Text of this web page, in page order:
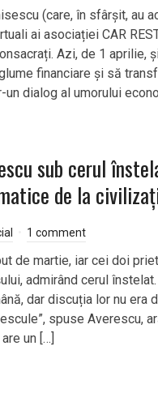
(care, în sfârșit, au
ai asociației CAR
Azi, de 1 aprilie,
financiare și să
dialog al umorului
sub cerul
de la
1 comment
de martie, iar cei doi
admirând cerul
dar discuția lor nu era
spuse Averescu,
un […]